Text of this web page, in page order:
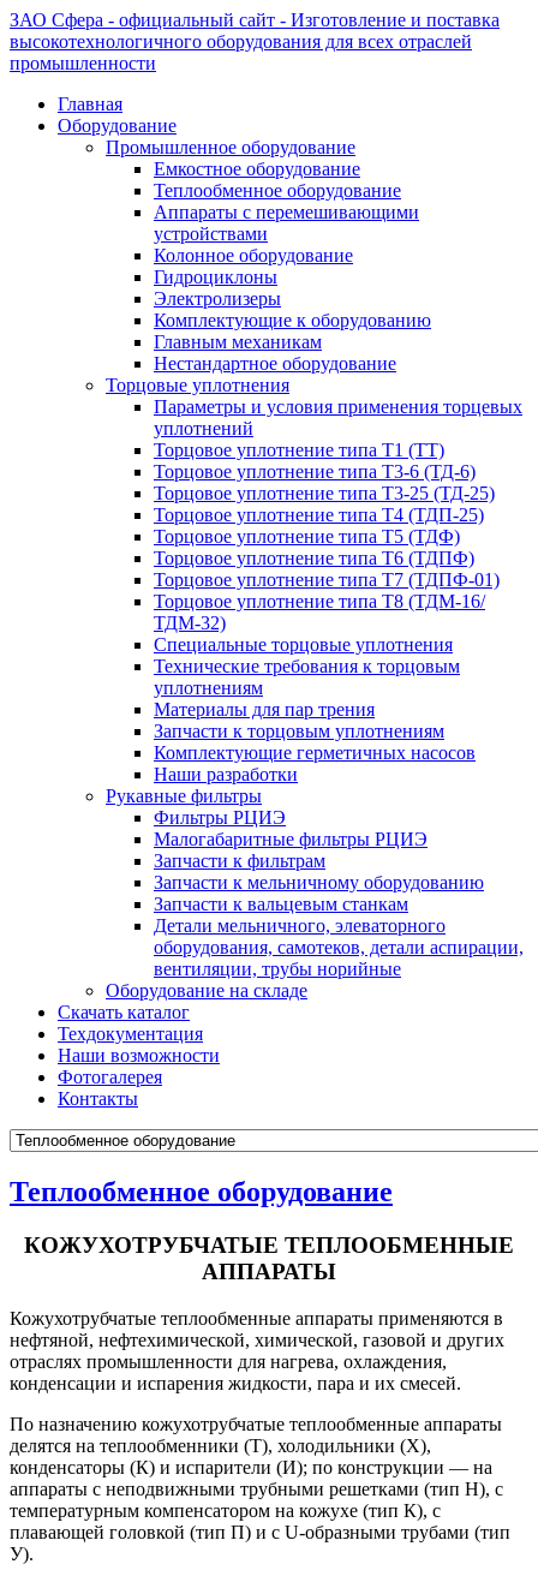
ЗАО Сфера - официальный сайт - Изготовление и поставка
высокотехнологичного оборудования для всех отраслей
промышленности
Главная
Оборудование
Промышленное оборудование
Емкостное оборудование
Теплообменное оборудование
Аппараты с перемешивающими
устройствами
Колонное оборудование
Гидроциклоны
Электролизеры
Комплектующие к оборудованию
Главным механикам
Нестандартное оборудование
Торцовые уплотнения
Параметры и условия применения торцевых
уплотнений
Торцовое уплотнение типа Т1 (ТТ)
Торцовое уплотнение типа Т3-6 (ТД-6)
Торцовое уплотнение типа Т3-25 (ТД-25)
Торцовое уплотнение типа Т4 (ТДП-25)
Торцовое уплотнение типа Т5 (ТДФ)
Торцовое уплотнение типа Т6 (ТДПФ)
Торцовое уплотнение типа Т7 (ТДПФ-01)
Торцовое уплотнение типа Т8 (ТДМ-16/
ТДМ-32)
Специальные торцовые уплотнения
Технические требования к торцовым
уплотнениям
Материалы для пар трения
Запчасти к торцовым уплотнениям
Комплектующие герметичных насосов
Наши разработки
Рукавные фильтры
Фильтры РЦИЭ
Малогабаритные фильтры РЦИЭ
Запчасти к фильтрам
Запчасти к мельничному оборудованию
Запчасти к вальцевым станкам
Детали мельничного, элеваторного
оборудования, самотеков, детали аспирации,
вентиляции, трубы норийные
Оборудование на складе
Скачать каталог
Техдокументация
Наши возможности
Фотогалерея
Контакты
Теплообменное оборудование
КОЖУХОТРУБЧАТЫЕ ТЕПЛООБМЕННЫЕ
АППАРАТЫ
Кожухотрубчатые теплообменные аппараты применяются в
нефтяной, нефтехимической, химической, газовой и других
отраслях промышленности для нагрева, охлаждения,
конденсации и испарения жидкости, пара и их смесей.
По назначению кожухотрубчатые теплообменные аппараты
делятся на теплообменники (Т), холодильники (Х),
конденсаторы (К) и испарители (И); по конструкции — на
аппараты с неподвижными трубными решетками (тип Н), с
температурным компенсатором на кожухе (тип К), с
плавающей головкой (тип П) и с U-образными трубами (тип
У).